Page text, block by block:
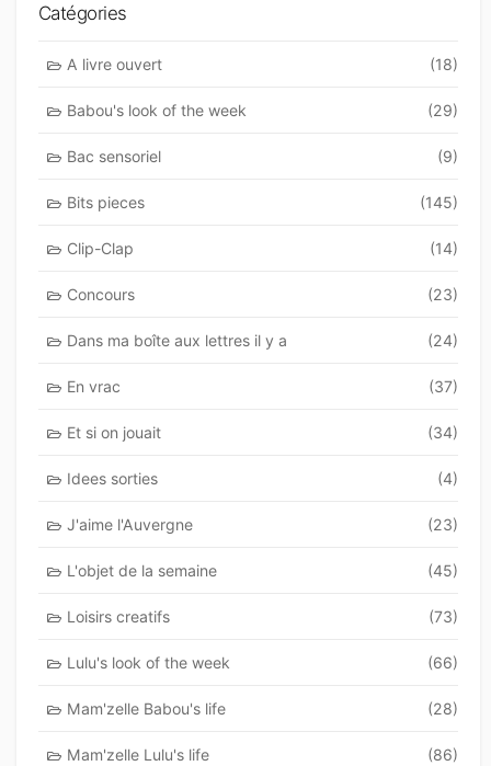
Catégories
A livre ouvert (18)
Babou's look of the week (29)
Bac sensoriel (9)
Bits pieces (145)
Clip-Clap (14)
Concours (23)
Dans ma boîte aux lettres il y a (24)
En vrac (37)
Et si on jouait (34)
Idees sorties (4)
J'aime l'Auvergne (23)
L'objet de la semaine (45)
Loisirs creatifs (73)
Lulu's look of the week (66)
Mam'zelle Babou's life (28)
Mam'zelle Lulu's life (86)